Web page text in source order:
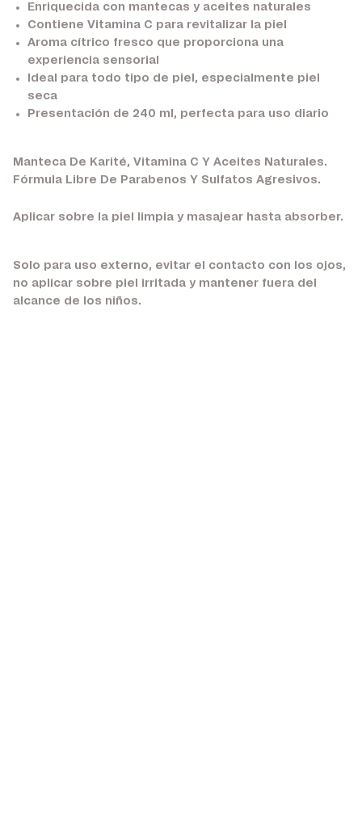
Enriquecida con mantecas y aceites naturales
Contiene Vitamina C para revitalizar la piel
Aroma cítrico fresco que proporciona una
experiencia sensorial
Ideal para todo tipo de piel, especialmente piel
seca
Presentación de 240 ml, perfecta para uso diario
Manteca De Karité, Vitamina C Y Aceites Naturales.
Fórmula Libre De Parabenos Y Sulfatos Agresivos.
Aplicar sobre la piel limpia y masajear hasta absorber.
Solo para uso externo, evitar el contacto con los ojos,
no aplicar sobre piel irritada y mantener fuera del
alcance de los niños.